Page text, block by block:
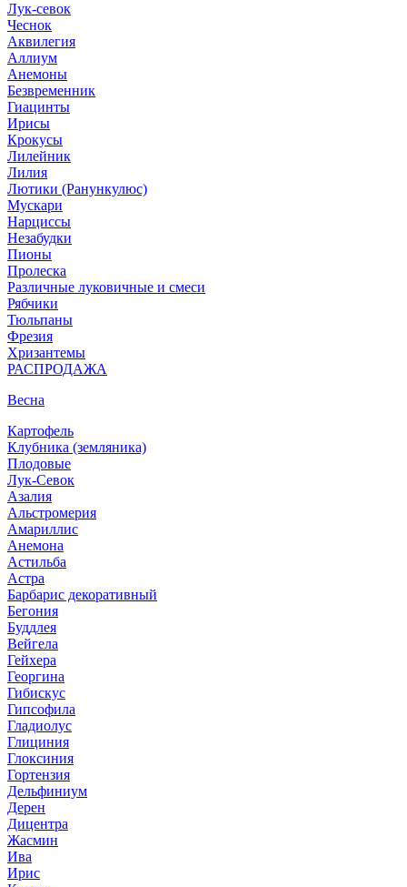
Лук-севок
Чеснок
Аквилегия
Аллиум
Анемоны
Безвременник
Гиацинты
Ирисы
Крокусы
Лилейник
Лилия
Лютики (Ранункулюс)
Мускари
Нарцисcы
Незабудки
Пионы
Пролеска
Различные луковичные и смеси
Рябчики
Тюльпаны
Фрезия
Хризантемы
РАСПРОДАЖА
Весна
Картофель
Клубника (земляника)
Плодовые
Лук-Севок
Азалия
Альстромерия
Амариллис
Анемона
Астильба
Астра
Барбарис декоративный
Бегония
Буддлея
Вейгела
Гейхера
Георгина
Гибискус
Гипсофила
Гладиолус
Глициния
Глоксиния
Гортензия
Дельфиниум
Дерен
Дицентра
Жасмин
Ива
Ирис